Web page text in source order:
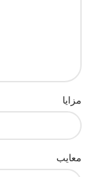
مزایا
معایب